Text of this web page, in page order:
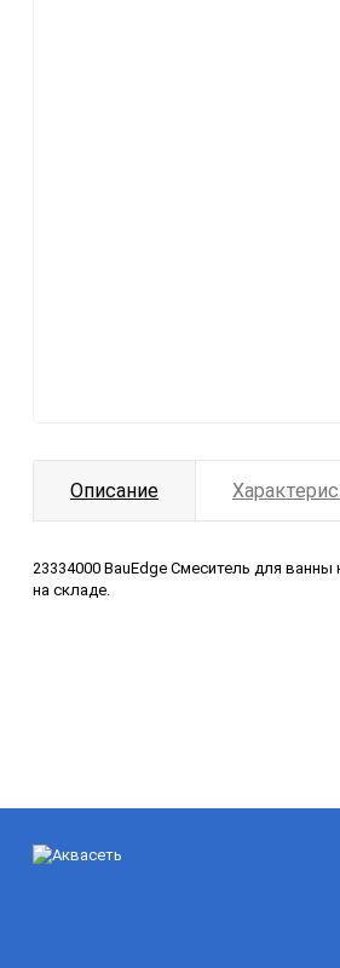
Описание
23334000 BauEdge Смеситель для
на складе.